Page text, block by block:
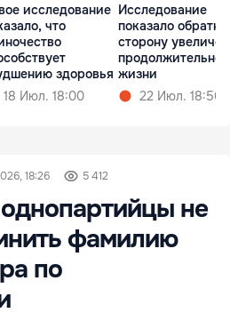
исследование
что
здоровья
18 Июл. 18:00
Исследование
показало
сторону
жизни
22 Июл. 18:50
18:26 5 412
не
фамилию
по